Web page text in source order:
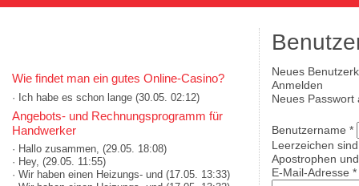
Wie findet man ein gutes Online-Casino?
· Ich habe es schon lange (30.05. 02:12)
Angebots- und Rechnungsprogramm für
Handwerker
· Hallo zusammen, (29.05. 18:08)
· Hey, (29.05. 11:55)
· Wir haben einen Heizungs- und (17.05. 13:33)
Haupt-Reiter
Neues
(aktiver Reiter)
Anmelden
Neues Passwort
Benutzername *
Leerzeichen
Apostrophen
E-Mail-Adresse *
Auswahlmöglichkeiten